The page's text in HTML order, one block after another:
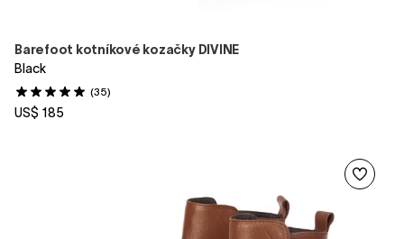
Barefoot kotníkové kozačky DIVINE
Black
(35)
US$ 185